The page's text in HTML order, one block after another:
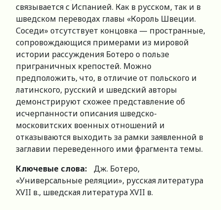
связывается с Испанией. Как в русском, так и в
шведском переводах главы «Король Швеции.
Соседи» отсутствует концовка — пространные,
сопровождающися примерами из мировой
истории рассуждения Ботеро о пользе
приграничных крепостей. Можно
предположить, что, в отличие от польского и
латинского, русский и шведский авторы
демонстрируют схожее представление об
исчерпанности описания шведско-
московитских военных отношений и
отказываются выходить за рамки заявленной в
заглавии переведенного ими фрагмента темы.
Ключевые слова:
Дж. Ботеро,
«Универсальные реляции», русская литература
XVII в., шведская литература XVII в.